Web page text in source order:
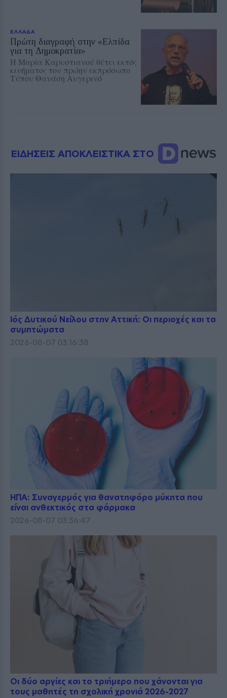
ΕΛΛΑΔΑ
Πρώτη διαγραφή στην «Ελπίδα
για τη Δημοκρατία»
Η Μαρία Καρυστιανού θέτει εκτός
κινήματος τον πρώην εκπρόσωπο
Τύπου Θανάση Αυγερινό
ΕΙΔΗΣΕΙΣ ΑΠΟΚΛΕΙΣΤΙΚΑ ΣΤΟ
Ιός Δυτικού Νείλου στην Αττική: Οι περιοχές και τα
συμπτώματα
2026-08-07 03:16:38
ΗΠΑ: Συναγερμός για θανατηφόρο μύκητα που
είναι ανθεκτικός στα φάρμακα
2026-08-07 03:36:47
Οι δύο αργίες και το τριήμερο που χάνονται για
τους μαθητές τη σχολική χρονιά 2026-2027